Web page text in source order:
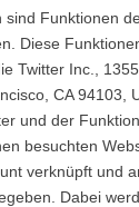
sind Funktionen
Diese
Twitter Inc.,
CA 94103,
und der Funktion
besuchten
verknüpft und
Dabei